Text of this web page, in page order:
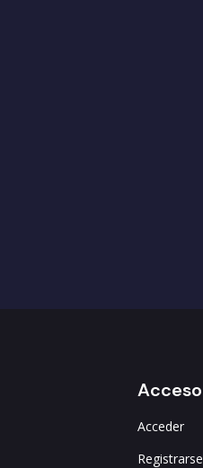
Acceso
Acceder
Registrarse